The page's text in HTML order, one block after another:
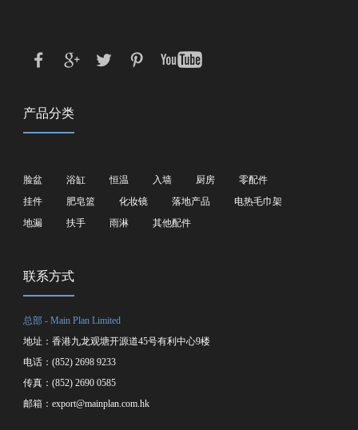
产品分类
脸盆 浴缸 恒温 入墙 厨房
零配件
挂件
肥皂篮 化妆镜 落地产品
电热毛巾架
地漏
扶手 雨淋 其他配件
联系方式
总部 - Main Plan Limited
地址：香港九龙观塘开源道45号有利中心9楼
电话：(852) 2698 9233
传真：(852) 2690 0585
邮箱：export@mainplan.com.hk